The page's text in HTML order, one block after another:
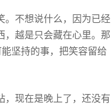
。不想说什么，因为已经
，越是只会藏在心里。那
坚持的事，把笑容留给
，现在是晚上了，还没有